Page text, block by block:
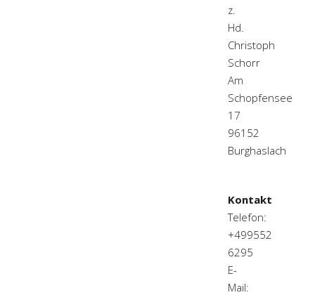
z.
Hd.
Christoph
Schorr
Am
Schopfensee
17
96152
Burghaslach
Kontakt
Telefon:
+499552
6295
E-
Mail: